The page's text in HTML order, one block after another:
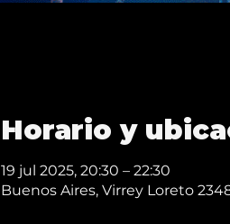
Horario y
19 jul 2025, 20:30 – 22:30
Buenos Aires, Virrey Loreto